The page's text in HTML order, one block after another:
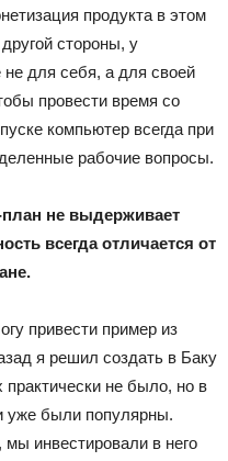
продукта в этом
стороны, у
для себя, а для своей
провести время со
компьютер всегда при
рабочие вопросы.
не выдерживает
всегда отличается от
привести пример из
я решил создать в Баку
практически не было, но в
уже были популярны.
мы инвестировали в него